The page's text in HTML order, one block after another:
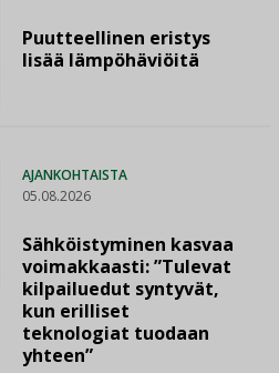
Puutteellinen eristys
lisää lämpöhäviöitä
AJANKOHTAISTA
05.08.2026
Sähköistyminen kasvaa
voimakkaasti: ”Tulevat
kilpailuedut syntyvät,
kun erilliset
teknologiat tuodaan
yhteen”